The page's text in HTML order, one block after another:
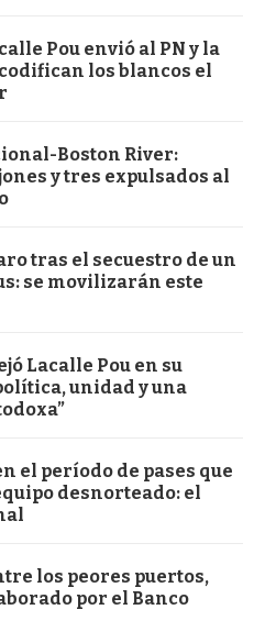
Pou envió al PN y la
los blancos el
Boston River:
y tres expulsados al
tras el secuestro de un
se movilizarán este
Lacalle Pou en su
unidad y una
el período de pases que
desnorteado: el
los peores puertos,
por el Banco